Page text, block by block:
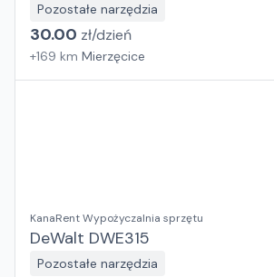
Pozostałe narzędzia
30.00 zł/dzień
+169 km Mierzęcice
KanaRent Wypożyczalnia sprzętu
DeWalt DWE315
Pozostałe narzędzia